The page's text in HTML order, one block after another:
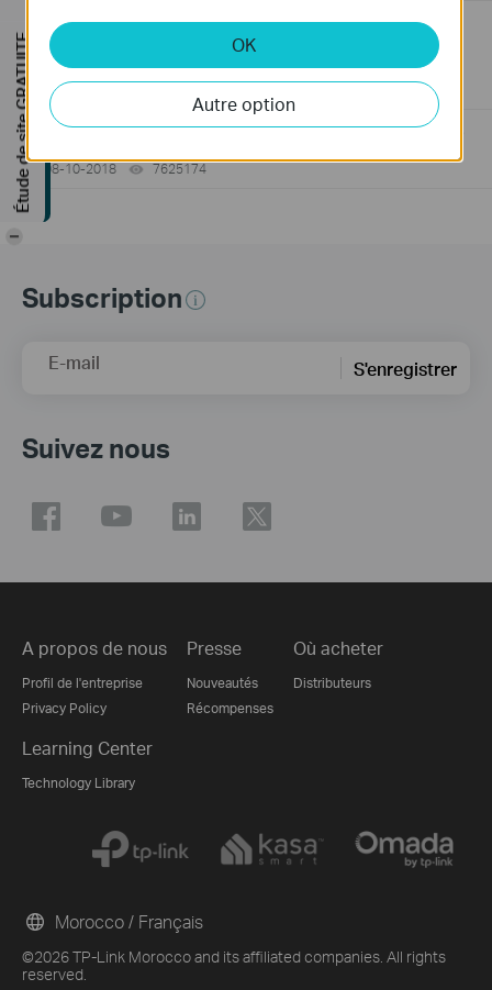
Comment trouver le numéro de série (S/N) de votre
appareil TP-Link
08-10-2018
Comment trouver la référence de votre appareil TP-Link ?
08-10-2018 7625174
Subscription
E-mail S'enregistrer
Suivez nous
A propos de nous
Profil de l'entreprise
Privacy Policy
Presse
Nouveautés
Récompenses
Où acheter
Distributeurs
Learning Center
Technology Library
©2026 TP-Link Morocco and its affiliated companies. All rights
reserved.
Morocco / Français
OK
Autre option
Étude de site GRATUITE
-